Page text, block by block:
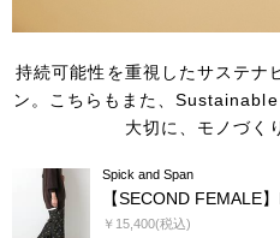
持続可能性を重視したサステナ
ン。
こちらもまた、
大切に、 モノづく
Spick and Span
【SECOND FEMALE
￥15,400(税込)